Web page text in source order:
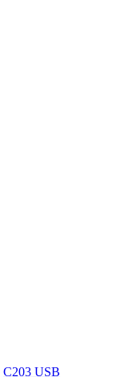
C203 USB